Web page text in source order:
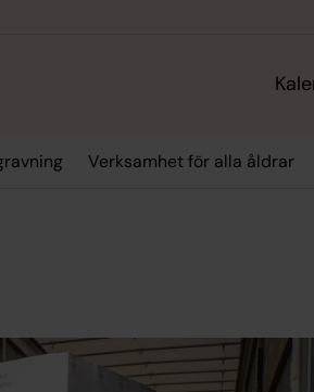
Verksamhet för alla åldrar